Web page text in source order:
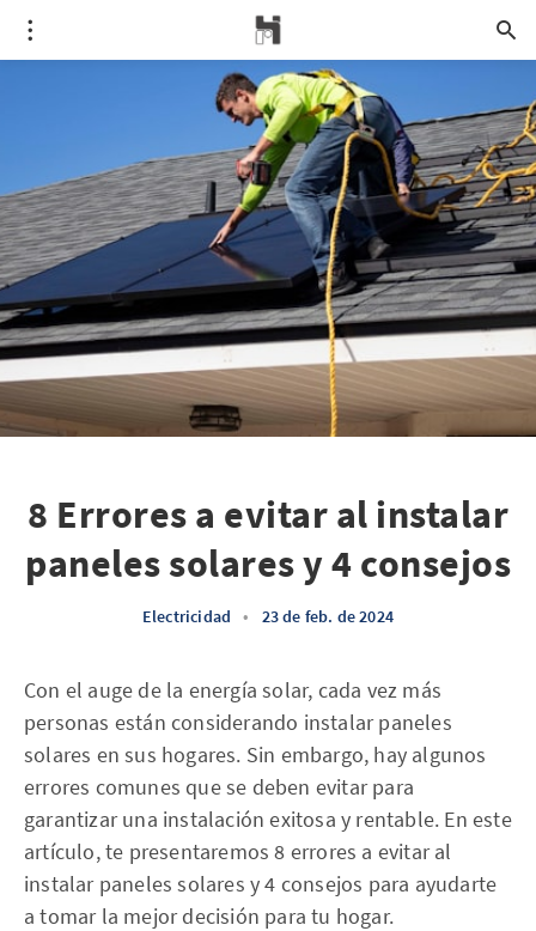
8 Errores a evitar al instalar
paneles solares y 4 consejos
Electricidad • 23 de feb. de 2024
Con el auge de la energía solar, cada vez más
personas están considerando instalar paneles
solares en sus hogares. Sin embargo, hay algunos
errores comunes que se deben evitar para
garantizar una instalación exitosa y rentable. En este
artículo, te presentaremos 8 errores a evitar al
instalar paneles solares y 4 consejos para ayudarte
a tomar la mejor decisión para tu hogar.